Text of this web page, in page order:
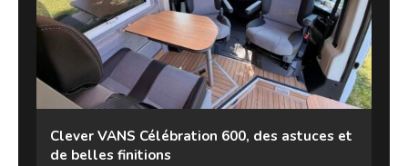
Clever VANS Célébration 600, des astuces et
de belles finitions